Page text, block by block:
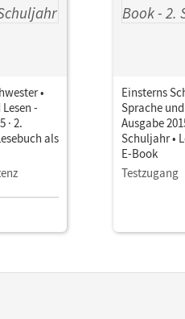
•
-
· 2.
als
Einsterns
Sprache
Ausgabe
Schuljahr •
E-Book
Testzugang